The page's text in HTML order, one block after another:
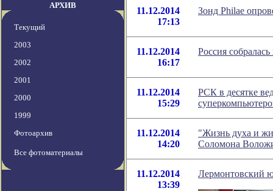
АРХИВ
Текущий
2003
2002
2001
2000
1999
Фотоархив
Все фотоматериалы
11.12.2014
17:13
Зонд Philae
11.12.2014
16:17
Россия
11.12.2014
15:29
РСК в десятке
11.12.2014
14:20
"Жизнь духа и
Соломона
11.12.2014
13:39
Лермонтовский